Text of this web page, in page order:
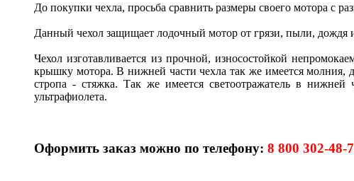
До покупки чехла, просьба сравнить размеры своего мотора с
Данный чехол защищает лодочный мотор от грязи, пыли, дождя
Чехол изготавливается из прочной, износостойкой
крышку мотора. В нижней части чехла так же имеется молния,
стропа - стяжка. Так же имеется светоотражатель в нижней
ультрафиолета.
Оформить заказ можно по телефону: 8 800 302-48-